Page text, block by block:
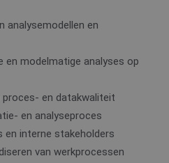
analysemodellen en
en modelmatige analyses op
en datakwaliteit
en analyseproces
interne stakeholders
van werkprocessen